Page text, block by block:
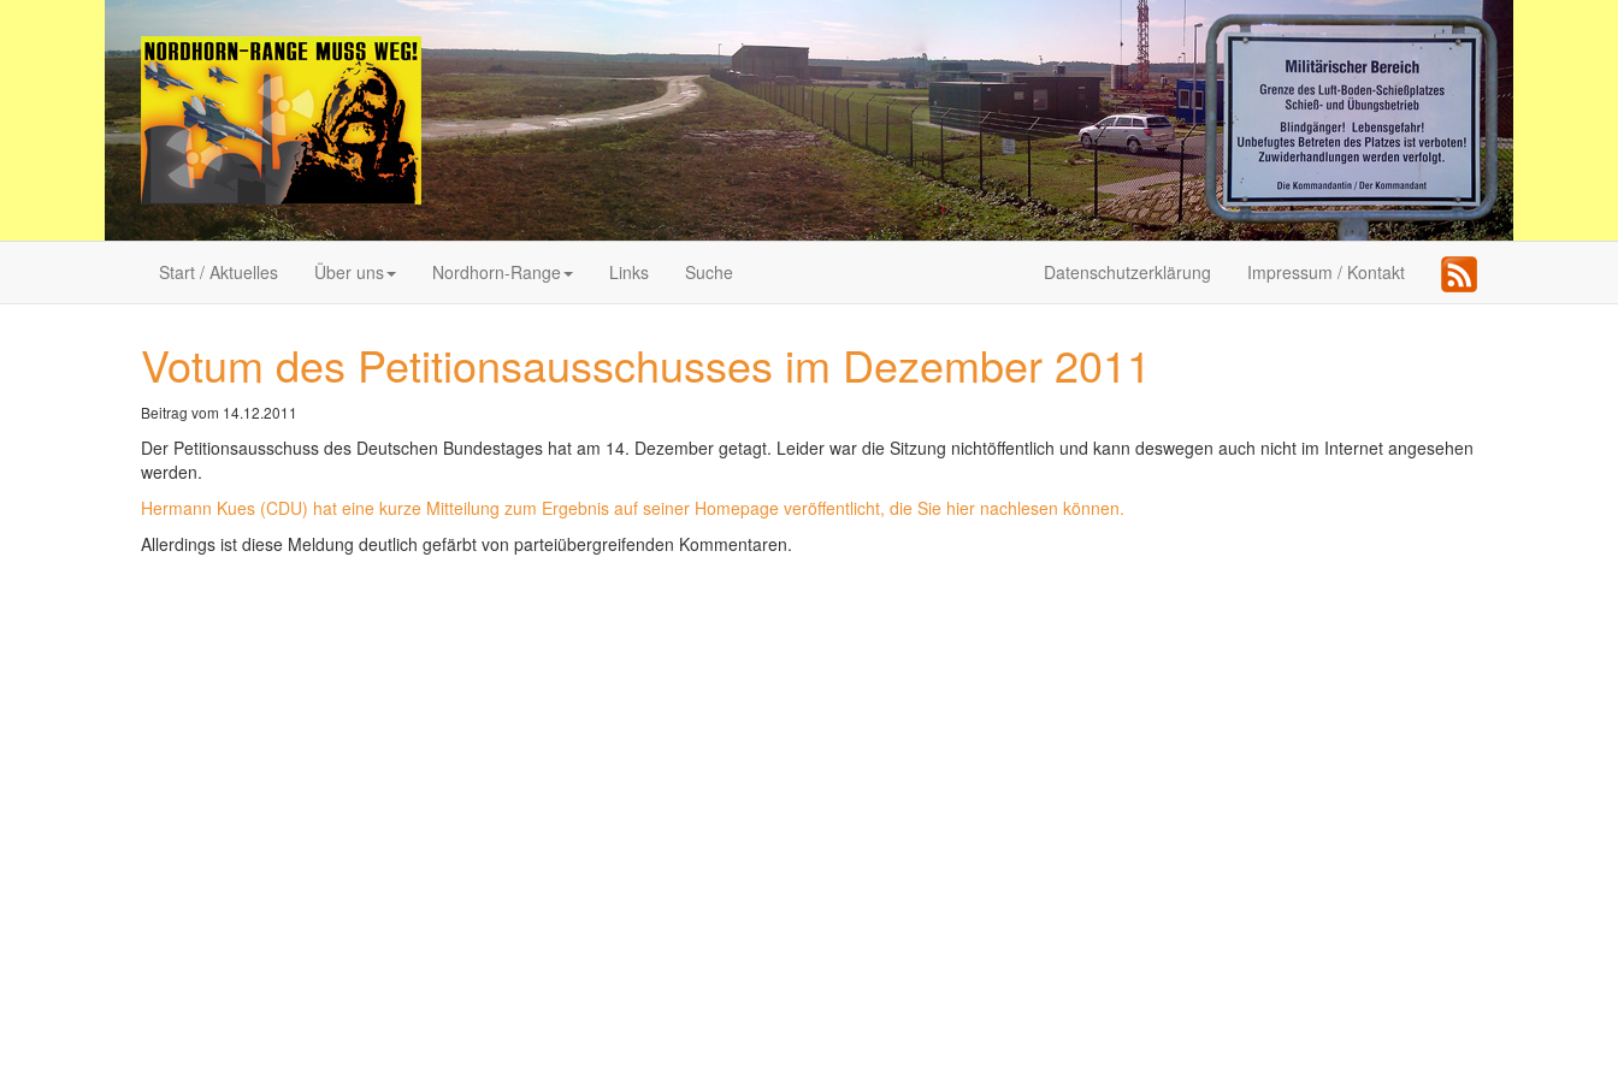
Start / Aktuelles Über uns Nordhorn-Range Links Suche Datenschutzerklärung Impressum / Kontakt
Votum des Petitionsausschusses im Dezember 2011
Beitrag vom 14.12.2011
Der Petitionsausschuss des Deutschen Bundestages hat am 14. Dezember getagt. Leider war die Sitzung nichtöffentlich und kann deswegen auch nicht im Internet angesehen
werden.
Hermann Kues (CDU) hat eine kurze Mitteilung zum Ergebnis auf seiner Homepage veröffentlicht, die Sie hier nachlesen können.
Allerdings ist diese Meldung deutlich gefärbt von parteiübergreifenden Kommentaren.